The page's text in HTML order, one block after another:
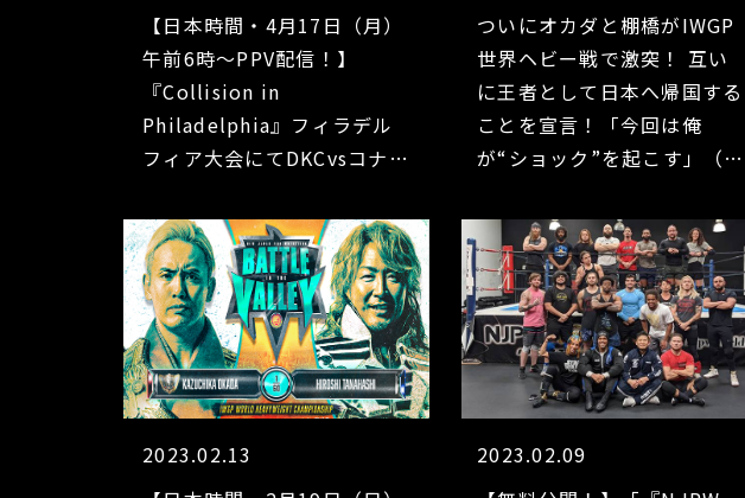
【日本時間・4月17日（月）
午前6時～PPV配信！】
『Collision in
Philadelphia』フィラデル
フィア大会にてDKCvsコナー
加決定！
ついにオカダと棚橋がIWGP
世界ヘビー戦で激突！ 互い
に王者として日本へ帰国する
ことを宣言！「今回は俺
が“ショック”を起こす」（棚
日本プロレス”を皆さんにお
見せする」（オカダ）【サン
ノゼ前日会見③】
2023.02.13
2023.02.09